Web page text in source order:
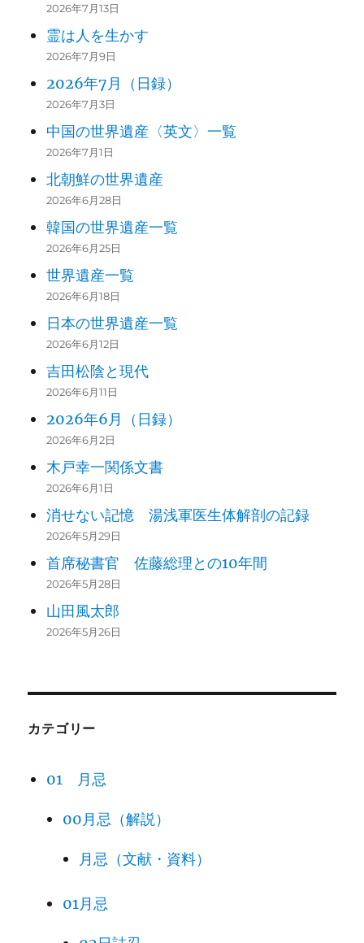
2026年7月13日
霊は人を生かす
2026年7月9日
2026年7月（日録）
2026年7月3日
中国の世界遺産〈英文〉一覧
2026年7月1日
北朝鮮の世界遺産
2026年6月28日
韓国の世界遺産一覧
2026年6月25日
世界遺産一覧
2026年6月18日
日本の世界遺産一覧
2026年6月12日
吉田松陰と現代
2026年6月11日
2026年6月（日録）
2026年6月2日
木戸幸一関係文書
2026年6月1日
消せない記憶 湯浅軍医生体解剖の記録
2026年5月29日
首席秘書官 佐藤総理との10年間
2026年5月28日
山田風太郎
2026年5月26日
カテゴリー
01 月忌
00月忌（解説）
月忌（文献・資料）
01月忌